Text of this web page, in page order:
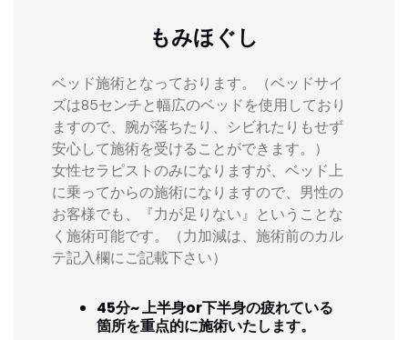
もみほぐし
ベッド施術となっております。（ベッドサイ
ズは85センチと幅広のベッドを使用しており
ますので、腕が落ちたり、シビれたりもせず
安心して施術を受けることができます。）
女性セラピストのみになりますが、ベッド上
に乗ってからの施術になりますので、男性の
お客様でも、『力が足りない』ということな
く施術可能です。（力加減は、施術前のカル
テ記入欄にご記載下さい）
45分~ 上半身or下半身の疲れている
箇所を重点的に施術いたします。